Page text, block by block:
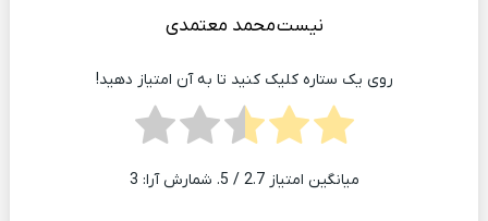
نیستمحمد معتمدی
روی یک ستاره کلیک کنید تا به آن امتیاز دهید!
میانگین امتیاز2.7 / 5. شمارش آرا: 3